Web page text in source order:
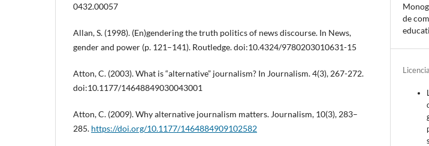
0432.00057
Allan, S. (1998). (En)gendering the truth politics of news discourse. In News,
gender and power (p. 121–141). Routledge. doi:10.4324/9780203010631-15
Atton, C. (2003). What is “alternative” journalism? In Journalism. 4(3), 267-272.
doi:10.1177/14648849030043001
Atton, C. (2009). Why alternative journalism matters. Journalism, 10(3), 283–
285. https://doi.org/10.1177/1464884909102582
de
Licencia